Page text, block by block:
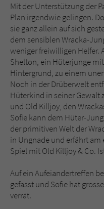
Mit der Unterstützung der
Plan irgendwie gelingen.
sie ganz allein auf sich
dem sensiblen Wracka-
weniger freiwilligen Helfer.
Shelton, ein Hüterjunge
Hintergrund, zu einem
Noch in der Drüberwelt
Hüterkind in seiner Gewalt
und Old Killjoy, den
Sofie kann dem Hüter-
der primitiven Welt der
in Ungnade und erfährt
Spiel mit Old Killjoy & Co.
Auf ein Aufeiandertreffen
gefasst und Sofie hat
verrät.